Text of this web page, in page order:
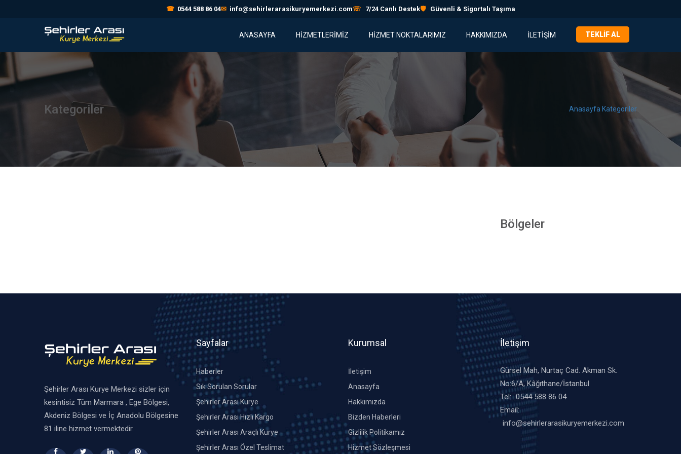
☎ 0544 588 86 04✉ info@sehirlerarasikuryemerkezi.com☏ 7/24 Canlı Destek🛡 Güvenli & Sigortalı Taşıma
ANASAYFA HİZMETLERİMİZ HIZMET NOKTALARIMIZ HAKKIMIZDA İLETIŞIM TEKLIF AL
Kategoriler Anasayfa Kategoriler
Bölgeler
Şehirler Arası Kurye Merkezi sizler için
kesintisiz Tüm Marmara , Ege Bölgesi,
Akdeniz Bölgesi ve İç Anadolu Bölgesine
81 iline hizmet vermektedir.
Sayfalar
Haberler
Sık Sorulan Sorular
Şehirler Arası Kurye
Şehirler Arası Hızlı Kargo
Şehirler Arası Araçlı Kurye
Şehirler Arası Özel Teslimat
Kurumsal
İletişim
Anasayfa
Hakkımızda
Bizden Haberleri
Gizlilik Politikamız
Hizmet Sözleşmesi
İletişim
Gürsel Mah, Nurtaç Cad. Akman Sk.
No:6/A, Kâğıthane/İstanbul
Tel: 0544 588 86 04
Email:
info@sehirlerarasikuryemerkezi.com